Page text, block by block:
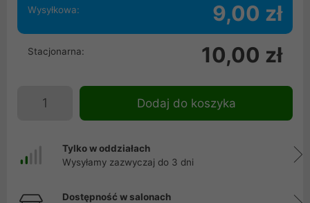
Wysyłkowa: 9,00 zł
Stacjonarna: 10,00 zł
Dodaj do koszyka
Tylko w oddziałach
Wysyłamy zazwyczaj do 3 dni
Dostępność w salonach